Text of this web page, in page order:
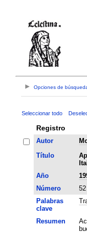
Opciones de
Seleccionar todo
Registro
Autor
Título
Año
Número
52
Palabras
clave
Resumen